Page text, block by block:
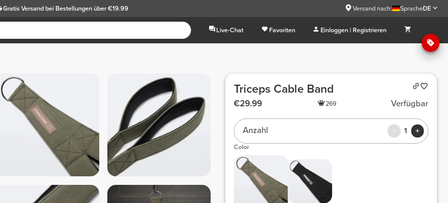
Gratis Versandbei Bestellungen über €19.99 Versand nach: SpracheDE
Live-Chat Favoriten Einloggen | Registrieren
Triceps Cable Band
€29.99 269 Verfügbar
Anzahl 1
Color